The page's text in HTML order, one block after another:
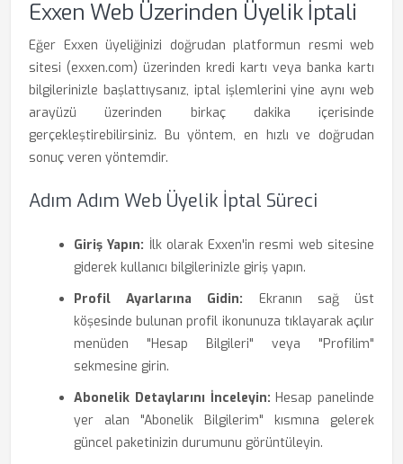
Exxen Web Üzerinden Üyelik İptali
Eğer Exxen üyeliğinizi doğrudan platformun resmi web
sitesi (exxen.com) üzerinden kredi kartı veya banka kartı
bilgilerinizle başlattıysanız, iptal işlemlerini yine aynı web
arayüzü üzerinden birkaç dakika içerisinde
gerçekleştirebilirsiniz. Bu yöntem, en hızlı ve doğrudan
sonuç veren yöntemdir.
Adım Adım Web Üyelik İptal Süreci
Giriş Yapın: İlk olarak Exxen'in resmi web sitesine
giderek kullanıcı bilgilerinizle giriş yapın.
Profil Ayarlarına Gidin: Ekranın sağ üst
köşesinde bulunan profil ikonunuza tıklayarak açılır
menüden "Hesap Bilgileri" veya "Profilim"
sekmesine girin.
Abonelik Detaylarını İnceleyin: Hesap panelinde
yer alan "Abonelik Bilgilerim" kısmına gelerek
güncel paketinizin durumunu görüntüleyin.